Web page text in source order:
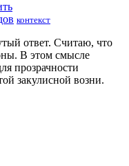
контекст
ответ. Считаю, что
В этом смысле
прозрачности
закулисной возни.